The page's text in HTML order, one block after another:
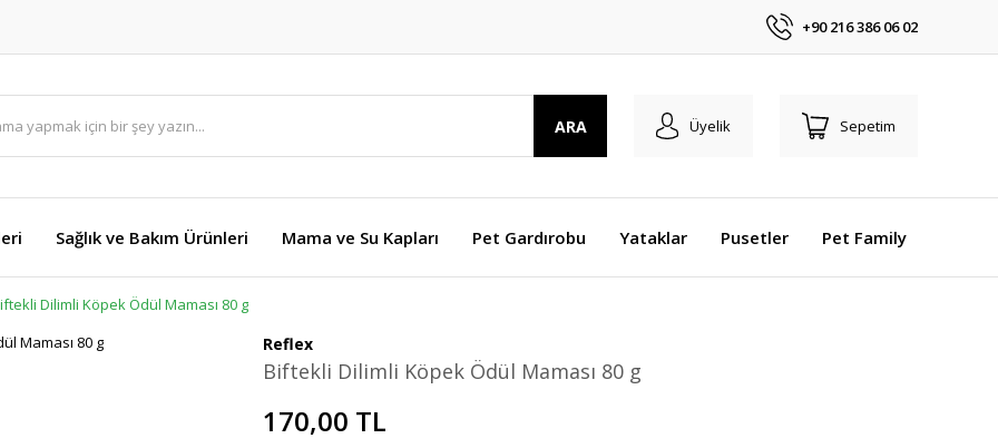
+90 216 386 06 02
ARA Üyelik Sepetim
Sağlık ve Bakım Ürünleri Mama ve Su Kapları Pet Gardırobu Yataklar Pusetler Pet Family
Dilimli Köpek Ödül Maması 80 g
Reflex
Biftekli Dilimli Köpek Ödül Maması 80 g
170,00 TL